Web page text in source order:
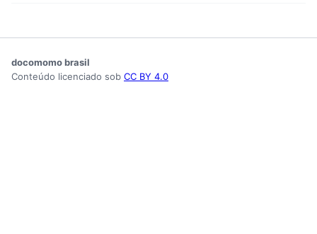
docomomo brasil
Conteúdo licenciado sob CC BY 4.0